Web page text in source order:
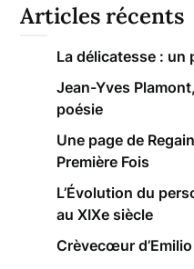
Articles récents
La délicatesse :
Jean-Yves
poésie
Une page de
Première Fois
L’Évolution du
au XIXe siècle
Crèvecœur